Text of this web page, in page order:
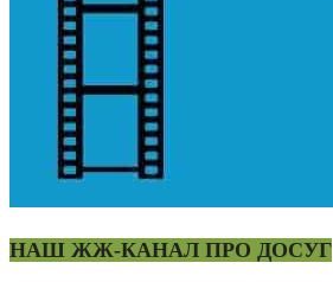
НАШ ЖЖ-КАНАЛ ПРО ДОСУГ